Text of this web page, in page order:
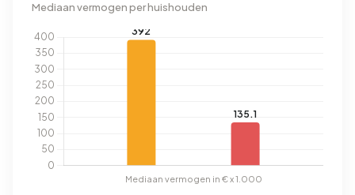
Mediaan vermogen per huishouden